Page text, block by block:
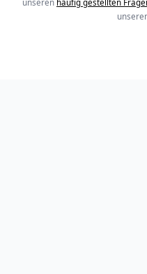
unseren häufig gestellten